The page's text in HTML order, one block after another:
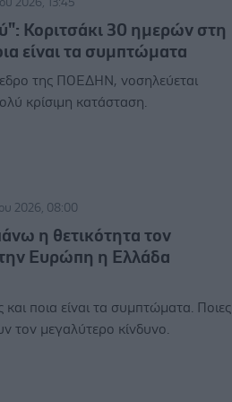
2026, 13:45
Κοριτσάκι 30 ημερών στη
είναι τα συμπτώματα
της ΠΟΕΔΗΝ, νοσηλεύεται
κρίσιμη κατάσταση.
2026, 08:00
η θετικότητα τον
Ευρώπη η Ελλάδα
και ποια είναι τα συμπτώματα. Ποιες
τον μεγαλύτερο κίνδυνο.